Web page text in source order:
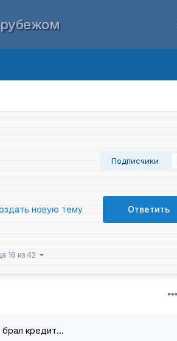
Подписчики
Ответить
новую тему
16 из 42
кредит...